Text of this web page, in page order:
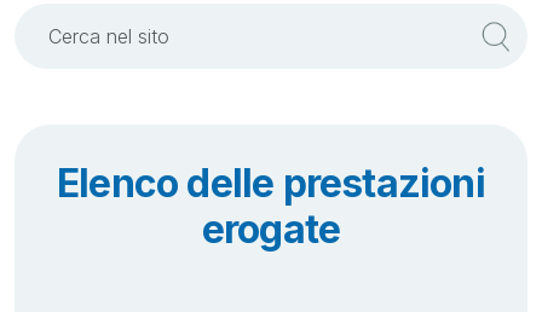
Elenco delle prestazioni
erogate